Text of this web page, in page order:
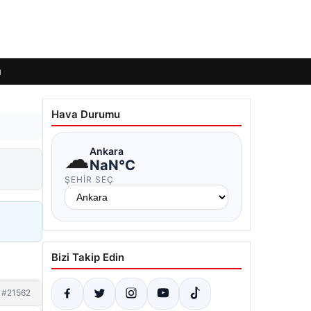
#21562
Hava Durumu
☁Ankara
NaN°C
ŞEHIR SEÇ
Bizi Takip Edin